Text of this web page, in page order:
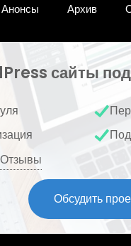
Анонсы Архив
сайты
Отзывы
Обсудить